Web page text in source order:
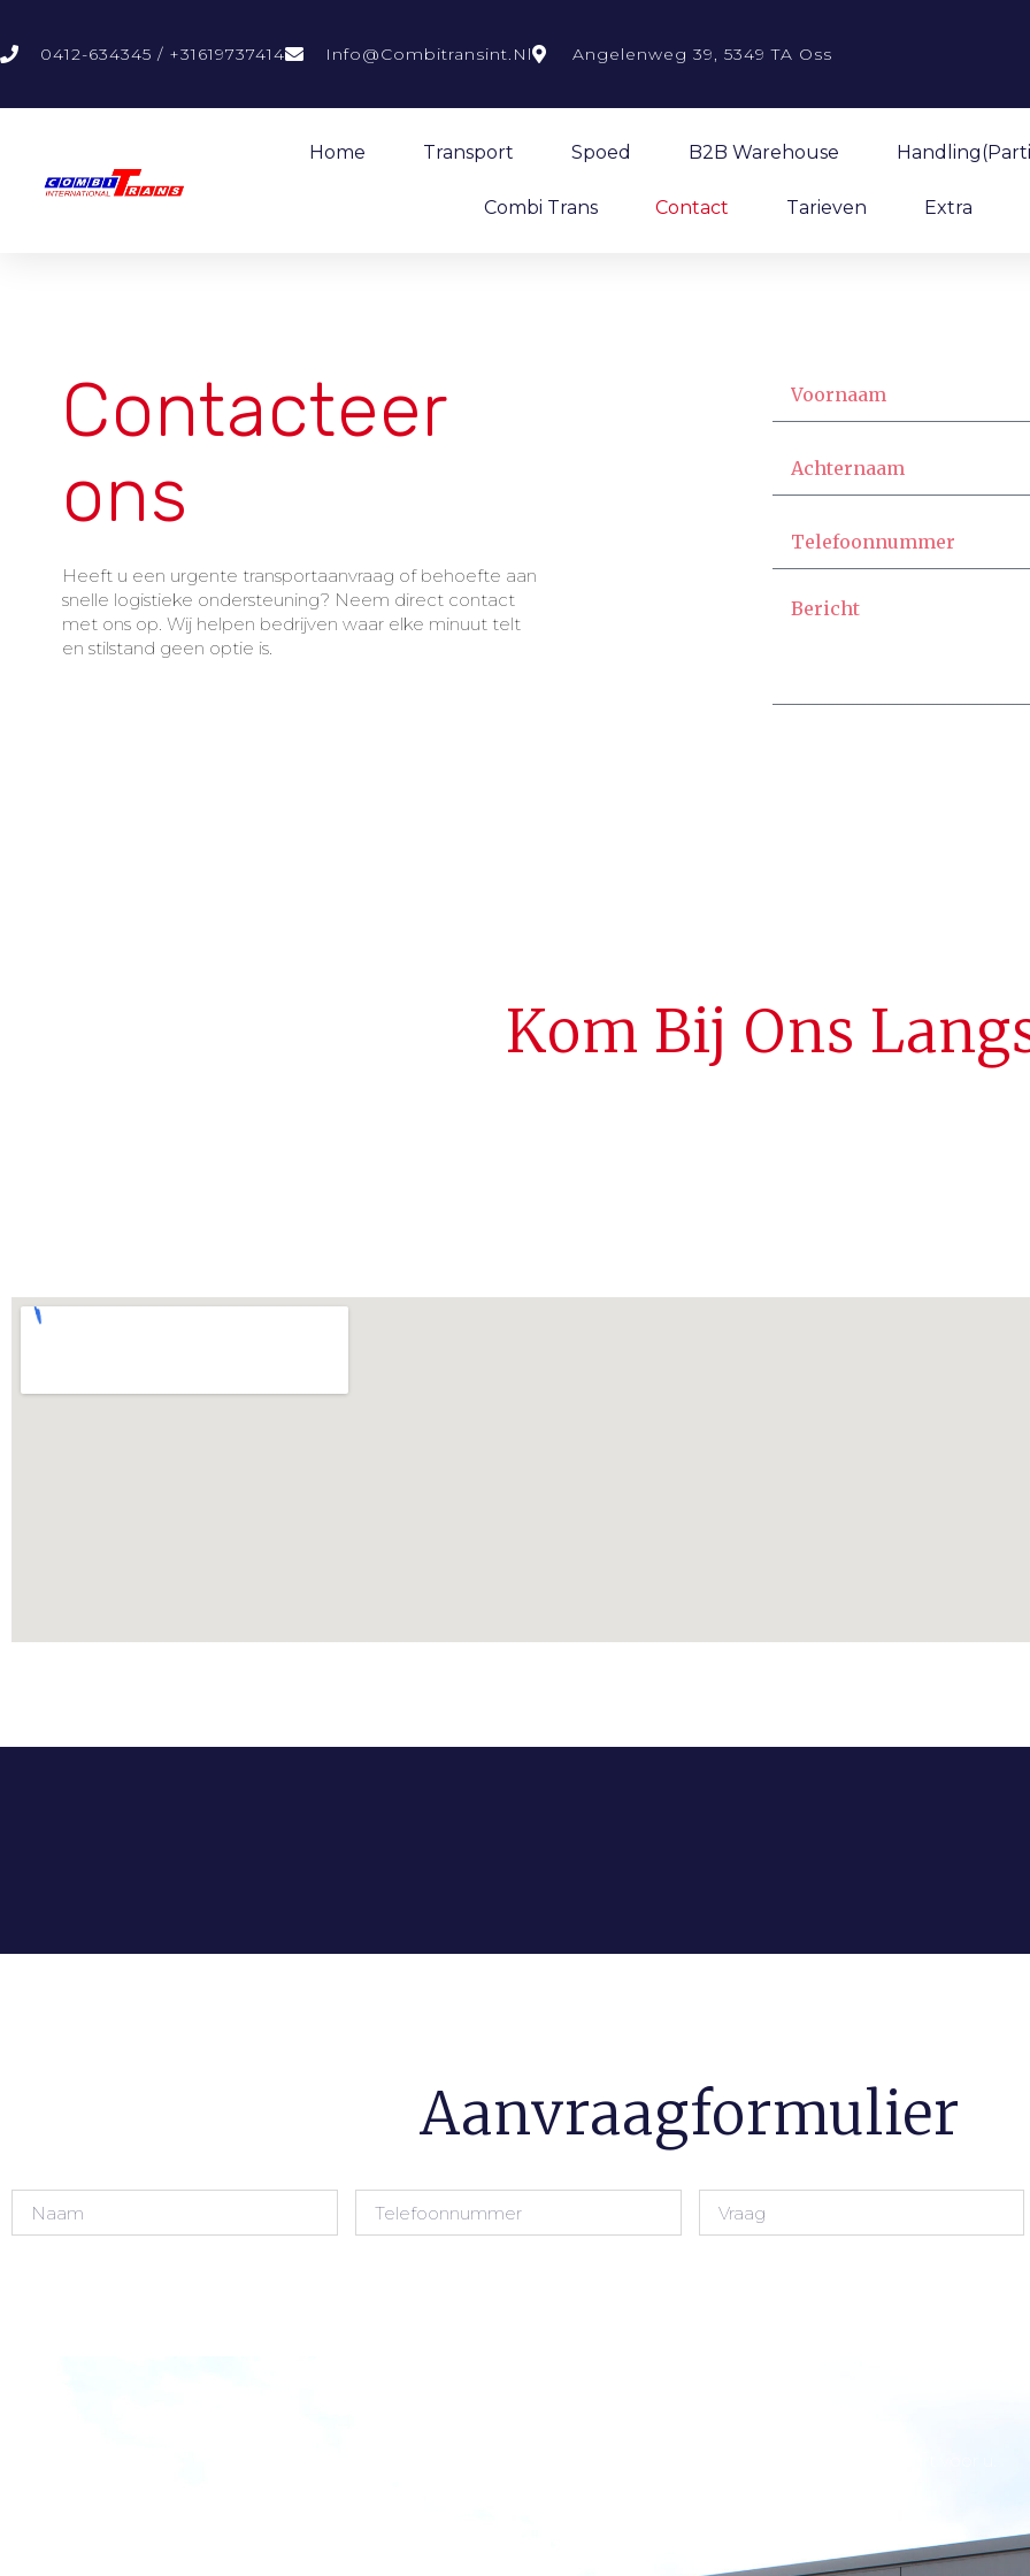
0412-634345 / +31619737414 Info@combitransint.nl Angelenweg 39, 5349 TA Oss
Home Transport Spoed B2B Warehouse
Combi Trans Contact Tarieven Extra
Contacteer
ons
Heeft u een urgente transportaanvraag of behoefte aan
snelle logistieke ondersteuning? Neem direct contact
met ons op. Wij helpen bedrijven waar elke minuut telt
en stilstand geen optie is.
Kom Bij Ons
Aanvraagformulier